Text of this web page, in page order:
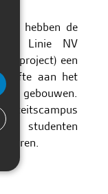
hebben de
Linie NV
project) een
aan het
gebouwen.
studenten